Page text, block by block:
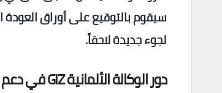
سيقوم بالتوقيع على أوراق
لجوء جديدة لاحقاً.
دور الوكالة الألمانية GIZ في دعم العودة الطوعية في بلجيكا